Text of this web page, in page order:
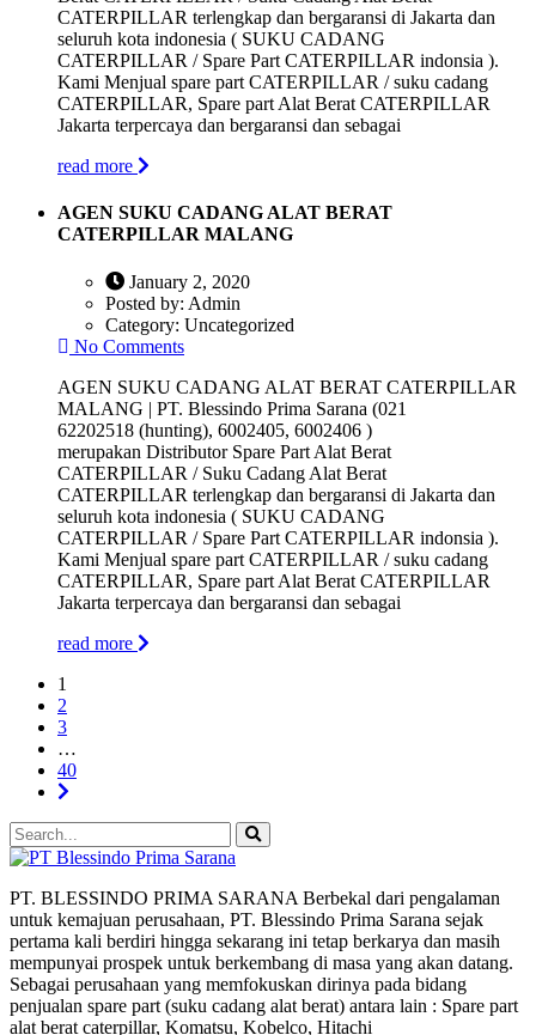
CATERPILLAR terlengkap dan bergaransi di Jakarta dan
seluruh kota indonesia ( SUKU CADANG
CATERPILLAR / Spare Part CATERPILLAR indonsia ).
Kami Menjual spare part CATERPILLAR / suku cadang
CATERPILLAR, Spare part Alat Berat CATERPILLAR
Jakarta terpercaya dan bergaransi dan sebagai
read more
AGEN SUKU CADANG ALAT BERAT
CATERPILLAR MALANG
January 2, 2020
Posted by: Admin
Category: Uncategorized
No Comments
AGEN SUKU CADANG ALAT BERAT CATERPILLAR
MALANG | PT. Blessindo Prima Sarana (021
62202518 (hunting), 6002405, 6002406 )
merupakan Distributor Spare Part Alat Berat
CATERPILLAR / Suku Cadang Alat Berat
CATERPILLAR terlengkap dan bergaransi di Jakarta dan
seluruh kota indonesia ( SUKU CADANG
CATERPILLAR / Spare Part CATERPILLAR indonsia ).
Kami Menjual spare part CATERPILLAR / suku cadang
CATERPILLAR, Spare part Alat Berat CATERPILLAR
Jakarta terpercaya dan bergaransi dan sebagai
read more
1
2
3
…
40
PT. BLESSINDO PRIMA SARANA Berbekal dari pengalaman
untuk kemajuan perusahaan, PT. Blessindo Prima Sarana sejak
pertama kali berdiri hingga sekarang ini tetap berkarya dan masih
mempunyai prospek untuk berkembang di masa yang akan datang.
Sebagai perusahaan yang memfokuskan dirinya pada bidang
penjualan spare part (suku cadang alat berat) antara lain : Spare part
alat berat caterpillar, Komatsu, Kobelco, Hitachi